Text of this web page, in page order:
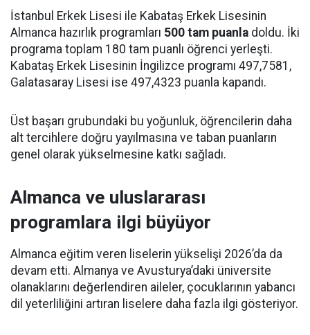
İstanbul Erkek Lisesi ile Kabataş Erkek Lisesinin
Almanca hazırlık programları 500 tam puanla doldu. İki
programa toplam 180 tam puanlı öğrenci yerleşti.
Kabataş Erkek Lisesinin İngilizce programı 497,7581,
Galatasaray Lisesi ise 497,4323 puanla kapandı.
Üst başarı grubundaki bu yoğunluk, öğrencilerin daha
alt tercihlere doğru yayılmasına ve taban puanların
genel olarak yükselmesine katkı sağladı.
Almanca ve uluslararası
programlara ilgi büyüyor
Almanca eğitim veren liselerin yükselişi 2026’da da
devam etti. Almanya ve Avusturya’daki üniversite
olanaklarını değerlendiren aileler, çocuklarının yabancı
dil yeterliliğini artıran liselere daha fazla ilgi gösteriyor.